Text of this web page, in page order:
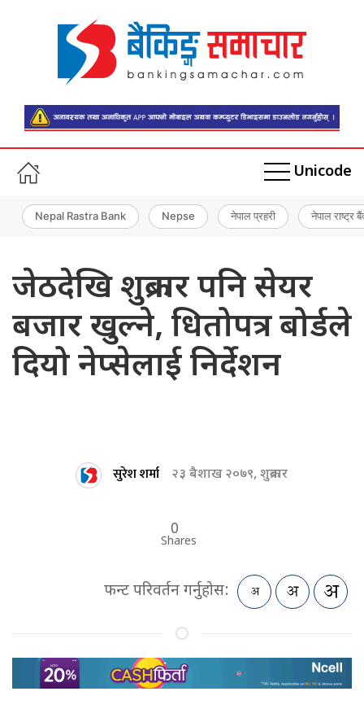
Unicode
Nepal Rastra Bank Nepse नेपाल प्रहरी नेपाल राष्ट्र
जेठदेखि शुक्रबार पनि सेयर
बजार खुल्ने, धितोपत्र बोर्डले
दियो नेप्सेलाई निर्देशन
सुरेश शर्मा २३ बैशाख २०७९, शुक्रबार
0
Shares
फन्ट परिवर्तन गर्नुहोस: